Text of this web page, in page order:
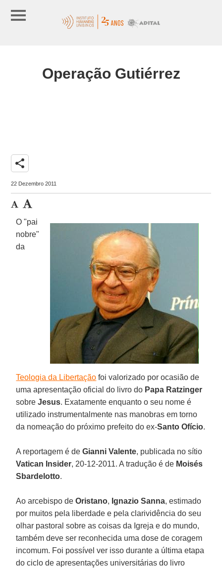
Operação Gutiérrez
share
22 Dezembro 2011
O "pai
nobre"
da
Teologia da Libertação foi valorizado por ocasião de
uma apresentação oficial do livro do Papa Ratzinger
sobreJesus. Exatamente enquanto o seu nome é
utilizado instrumentalmente nas manobras em torno
da nomeação do próximo prefeito do ex-Santo Ofício.
A reportagem é deGianni Valente, publicada no sítio
Vatican Insider, 20-12-2011. A tradução é de Moisés
Sbardelotto.
Ao arcebispo deOristano, Ignazio Sanna, estimado
por muitos pela liberdade e pela clarividência do seu
olhar pastoral sobre as coisas da Igreja e do mundo,
também deve ser reconhecida uma dose de coragem
incomum. Foi possível ver isso durante a última etapa
do ciclo de apresentações universitárias do livro